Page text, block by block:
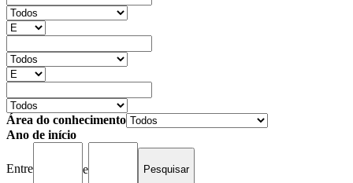
Área do conhecimento
Ano de início
Entre e